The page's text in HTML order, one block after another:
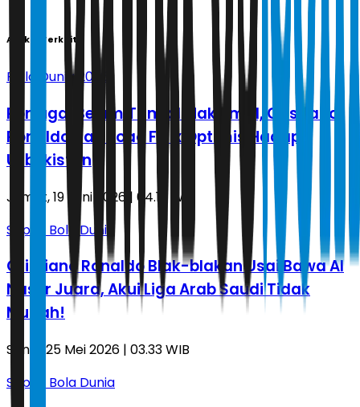
Artikel Terkait
Piala Dunia 2026
Portugal Belum Tampil Maksimal, Cristiano
Ronaldo dan Joao Felix Optimis Hadapi
Uzbekistan
Jumat, 19 Juni 2026 | 04.16 WIB
Sepak Bola Dunia
Cristiano Ronaldo Blak-blakan Usai Bawa Al
Nassr Juara, Akui Liga Arab Saudi Tidak
Mudah!
Senin, 25 Mei 2026 | 03.33 WIB
Sepak Bola Dunia